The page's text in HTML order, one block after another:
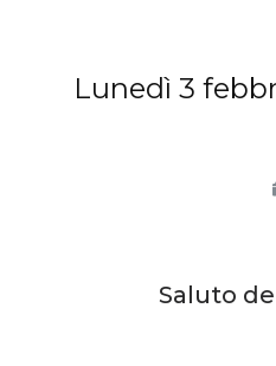
Lunedì 3
Saluto